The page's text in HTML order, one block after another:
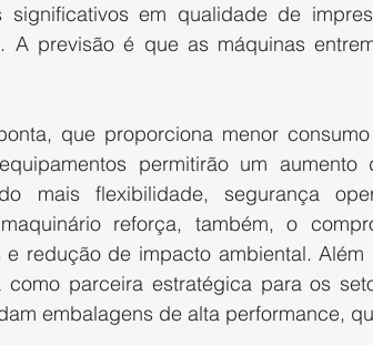
significativos em qualidade de
A previsão é que as máquinas
que proporciona menor
permitirão um
mais flexibilidade, segurança
reforça, também, o
e redução de impacto ambiental.
como parceira estratégica para os
embalagens de alta performance,